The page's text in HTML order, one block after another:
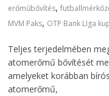
erőműbővítés,
MVM Paks, OTP Bank LIga
Teljes terjedelmében
atomerőmű bővítését
amelyeket korábban
atomerőmű,